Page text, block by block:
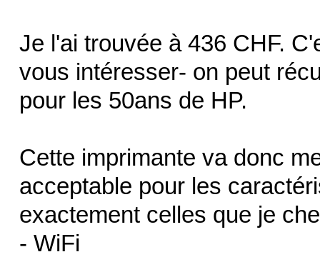
Je l'ai trouvée à 436 CHF.
vous intéresser- on peut
pour les 50ans de HP.
Cette imprimante va donc
acceptable pour les
exactement celles que je
- WiFi